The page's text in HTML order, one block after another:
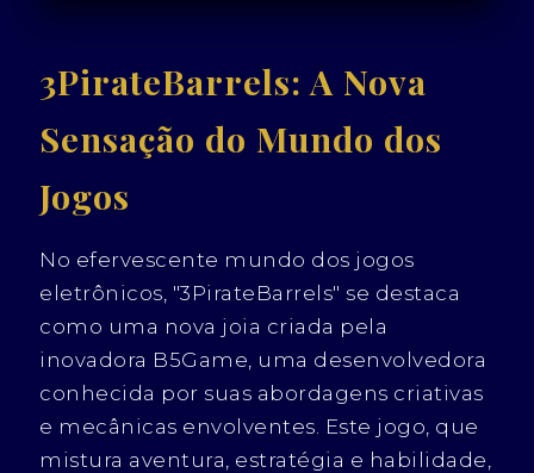
3PirateBarrels: A Nova
Sensação do Mundo dos
Jogos
No efervescente mundo dos jogos
eletrônicos, "3PirateBarrels" se destaca
como uma nova joia criada pela
inovadora B5Game, uma desenvolvedora
conhecida por suas abordagens criativas
e mecânicas envolventes. Este jogo, que
mistura aventura, estratégia e habilidade,